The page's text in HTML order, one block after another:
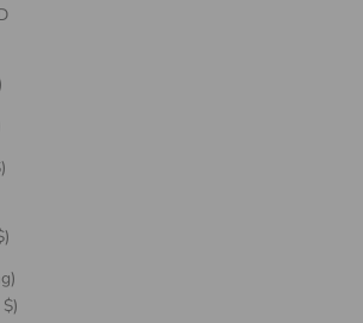
$)
$)
Islands (USD $)